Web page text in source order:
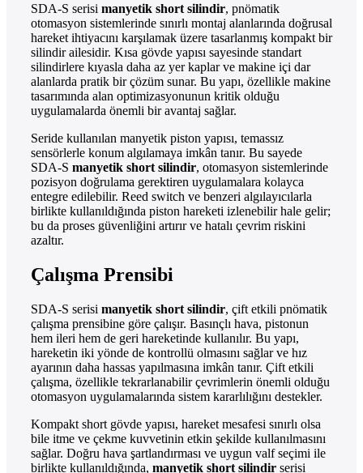
SDA-S serisi manyetik short silindir, pnömatik
otomasyon sistemlerinde sınırlı montaj alanlarında doğrusal
hareket ihtiyacını karşılamak üzere tasarlanmış kompakt bir
silindir ailesidir. Kısa gövde yapısı sayesinde standart
silindirlere kıyasla daha az yer kaplar ve makine içi dar
alanlarda pratik bir çözüm sunar. Bu yapı, özellikle makine
tasarımında alan optimizasyonunun kritik olduğu
uygulamalarda önemli bir avantaj sağlar.
Seride kullanılan manyetik piston yapısı, temassız
sensörlerle konum algılamaya imkân tanır. Bu sayede
SDA-S manyetik short silindir, otomasyon sistemlerinde
pozisyon doğrulama gerektiren uygulamalara kolayca
entegre edilebilir. Reed switch ve benzeri algılayıcılarla
birlikte kullanıldığında piston hareketi izlenebilir hale gelir;
bu da proses güvenliğini artırır ve hatalı çevrim riskini
azaltır.
Çalışma Prensibi
SDA-S serisi manyetik short silindir, çift etkili pnömatik
çalışma prensibine göre çalışır. Basınçlı hava, pistonun
hem ileri hem de geri hareketinde kullanılır. Bu yapı,
hareketin iki yönde de kontrollü olmasını sağlar ve hız
ayarının daha hassas yapılmasına imkân tanır. Çift etkili
çalışma, özellikle tekrarlanabilir çevrimlerin önemli olduğu
otomasyon uygulamalarında sistem kararlılığını destekler.
Kompakt short gövde yapısı, hareket mesafesi sınırlı olsa
bile itme ve çekme kuvvetinin etkin şekilde kullanılmasını
sağlar. Doğru hava şartlandırması ve uygun valf seçimi ile
birlikte kullanıldığında, manyetik short silindir serisi